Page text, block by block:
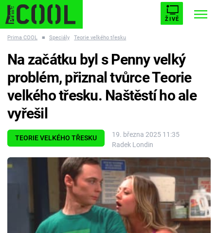
ŽIVĚ
ESCAPE PLNEJ KOTEL AVENGERS 5
Témata
Filmy
Cool Esport
Prima COOL ■ Speciály Teorie velkého třesku
TEORIE VELKÉHO TŘESKU
19. března 2025 11:35
Radek Londin
Na začátku byl s Penny velký
problém, přiznal tvůrce Teorie
velkého třesku. Naštěstí ho ale
vyřešil